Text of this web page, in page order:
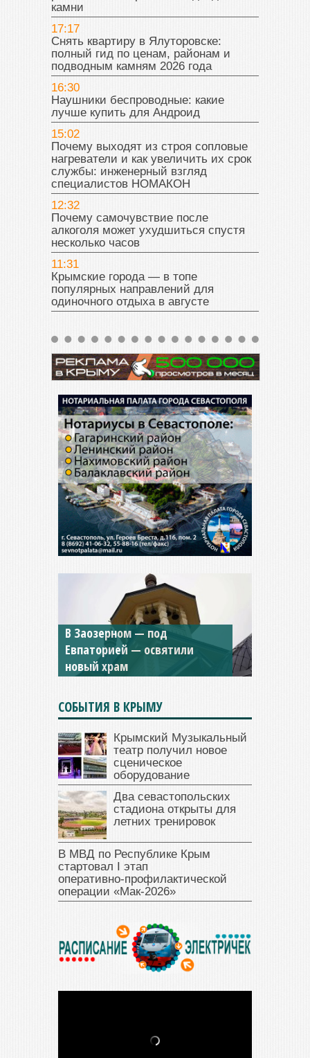
камни
17:17
Снять квартиру в Ялуторовске:
полный гид по ценам, районам и
подводным камням 2026 года
16:30
Наушники беспроводные: какие
лучше купить для Андроид
15:02
Почему выходят из строя сопловые
нагреватели и как увеличить их срок
службы: инженерный взгляд
специалистов НОМАКОН
12:32
Почему самочувствие после
алкоголя может ухудшиться спустя
несколько часов
11:31
Крымские города — в топе
популярных направлений для
одиночного отдыха в августе
Мужской монастырь Косьмы
и Дамиана в Крыму вновь
открыт для посещения
СОБЫТИЯ В КРЫМУ
Крымский Музыкальный
театр получил новое
сценическое
оборудование
Два севастопольских
стадиона открыты для
летних тренировок
В МВД по Республике Крым
стартовал I этап
оперативно‑профилактической
операции «Мак‑2026»